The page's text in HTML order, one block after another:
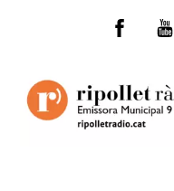
Facebook
You